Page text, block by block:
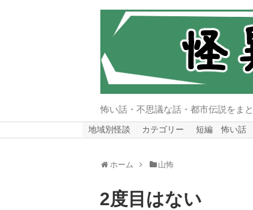
怖い話・不思議な話・都市伝説をま
地域別怪談 カテゴリー 短編 怖い話
ホーム 山怖
2度目はない